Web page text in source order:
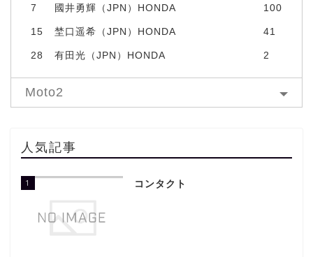
7 國井勇輝（JPN）HONDA 100
15 埜口遥希（JPN）HONDA 41
28 有田光（JPN）HONDA 2
Moto2
人気記事
1 コンタクト